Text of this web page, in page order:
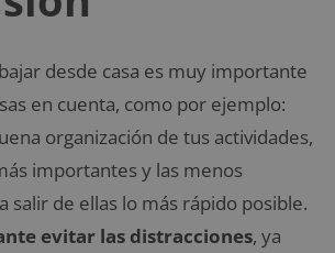
desde casa es muy importante
en cuenta, como por ejemplo:
organización de tus actividades,
importantes y las menos
salir de ellas lo más rápido posible.
evitar las distracciones, ya